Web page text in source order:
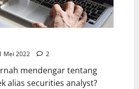
Mei 2022 2
mendengar tentang
alias securities analyst?